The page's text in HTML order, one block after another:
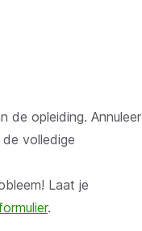
de opleiding. Annuleer
volledige
Laat je
.